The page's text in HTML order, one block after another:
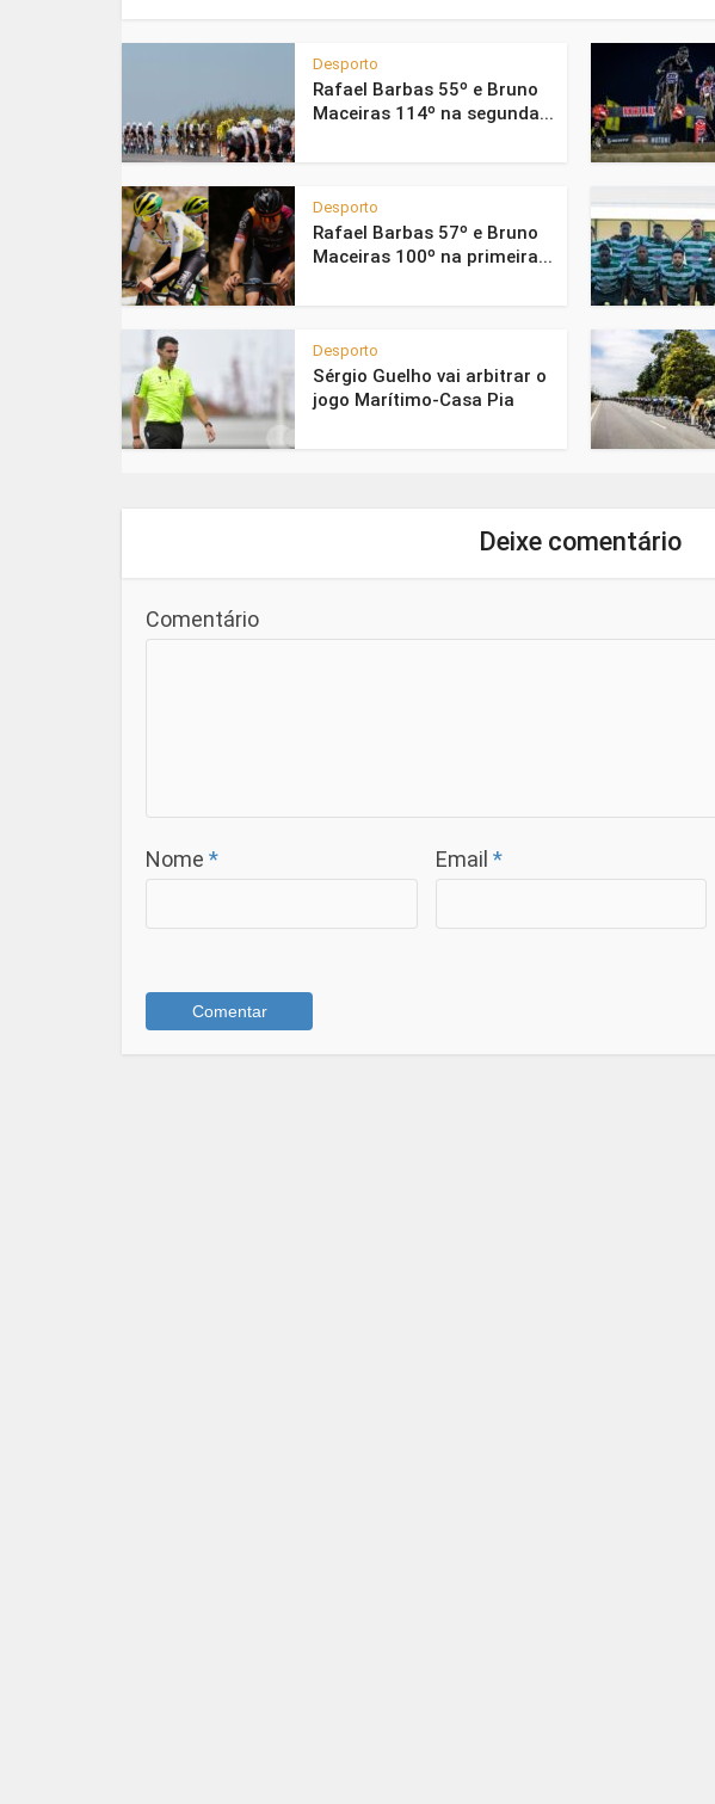
Desporto
Rafael Barbas 55º e Bruno
Maceiras 114º na segunda...
Desporto
Rafael Barbas 57º e Bruno
Maceiras 100º na primeira...
Desporto
Sérgio Guelho vai arbitrar o
jogo Marítimo-Casa Pia
Deixe comentário
Comentário
Nome * Email *